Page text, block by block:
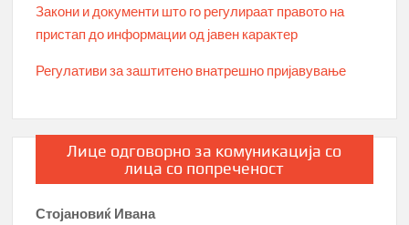
Закони и документи што го регулираат правото на
пристап до информации од јавен карактер
Регулативи за заштитено внатрешно пријавување
Лице одговорно за комуникација со
лица со попреченост
Стојановиќ Ивана